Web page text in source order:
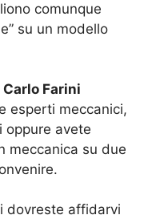
comunque
su un modello
Farini
esperti meccanici,
oppure avete
meccanica su due
dovreste affidarvi